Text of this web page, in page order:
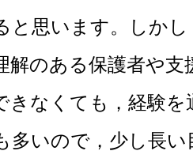
と思います。しか
解のある保護者や
きなくても，経験
多いので，少し長